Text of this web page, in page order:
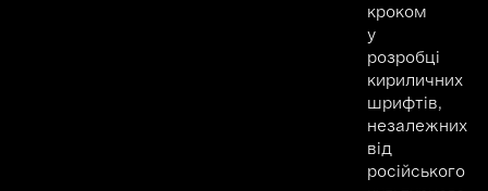
кроком
у
розробці
кириличних
шрифтів,
незалежних
від
російського